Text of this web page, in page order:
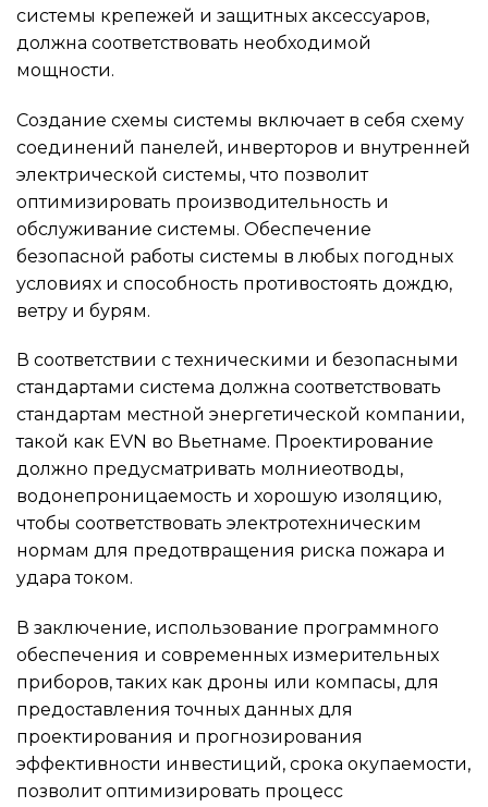
системы крепежей и защитных аксессуаров,
должна соответствовать необходимой
мощности.
Создание схемы системы включает в себя схему
соединений панелей, инверторов и внутренней
электрической системы, что позволит
оптимизировать производительность и
обслуживание системы. Обеспечение
безопасной работы системы в любых погодных
условиях и способность противостоять дождю,
ветру и бурям.
В соответствии с техническими и безопасными
стандартами система должна соответствовать
стандартам местной энергетической компании,
такой как EVN во Вьетнаме. Проектирование
должно предусматривать молниеотводы,
водонепроницаемость и хорошую изоляцию,
чтобы соответствовать электротехническим
нормам для предотвращения риска пожара и
удара током.
В заключение, использование программного
обеспечения и современных измерительных
приборов, таких как дроны или компасы, для
предоставления точных данных для
проектирования и прогнозирования
эффективности инвестиций, срока окупаемости,
позволит оптимизировать процесс